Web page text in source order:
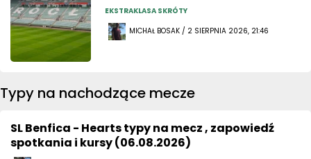
EKSTRAKLASA SKRÓTY
MICHAŁ BOSAK / 2 SIERPNIA 2026, 21:46
Typy na nachodzące mecze
SL Benfica - Hearts typy na mecz , zapowiedź
spotkania i kursy (06.08.2026)